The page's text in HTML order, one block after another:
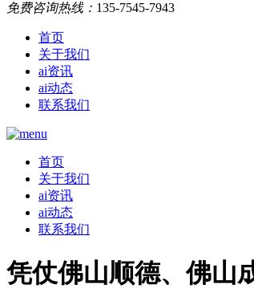
免费咨询热线： 135-7545-7943
首页
关于我们
ai资讯
ai动态
联系我们
首页
关于我们
ai资讯
ai动态
联系我们
凭仗佛山顺德、佛山